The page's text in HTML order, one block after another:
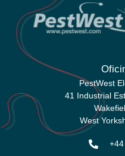
PestWest
41 Industrial
West